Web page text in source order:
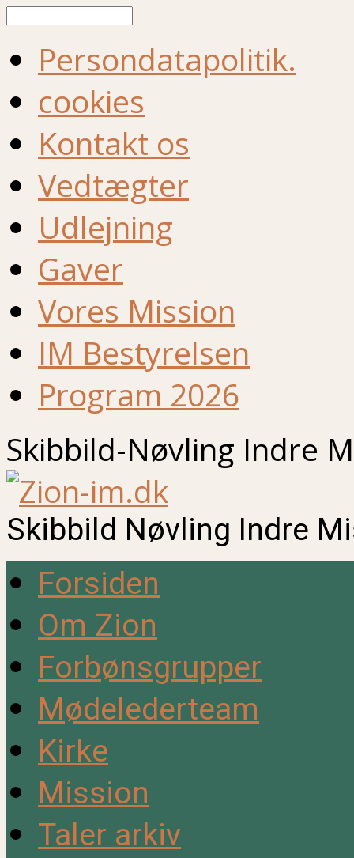
Persondatapolitik.
cookies
Kontakt os
Vedtægter
Udlejning
Gaver
Vores Mission
IM Bestyrelsen
Program 2026
Skibbild-Nøvling Indre
Skibbild Nøvling Indre
Forsiden
Om Zion
Forbønsgrupper
Mødelederteam
Kirke
Mission
Taler arkiv